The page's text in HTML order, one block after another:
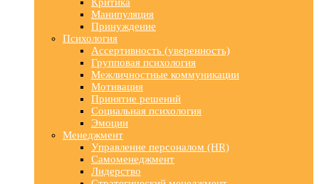
Манипуляция
Принуждение
Психология
Ассертивность (уверенность)
Групповая психология
Межличностные коммуникации
Мотивация
Принятие решений
Социальная психология
Эмоции
Менеджмент
Управление персоналом (HR)
Самоменеджмент
Лидерство